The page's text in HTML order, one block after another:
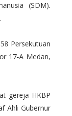
(SDM).
Persekutuan
17-A Medan,
gereja HKBP
Ahli Gubernur